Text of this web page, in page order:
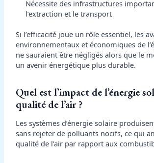
Nécessite des infrastructures
l’extraction et le transport
Si l’efficacité joue un rôle essentiel, les
environnementaux et économiques de
ne sauraient être négligés alors que le
un avenir énergétique plus durable.
Quel est l’impact de l’énergie
qualité de l’air ?
Les systèmes d’énergie solaire
sans rejeter de polluants nocifs, ce qui
qualité de l’air par rapport aux